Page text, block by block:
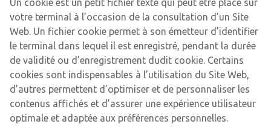
Un cookie est un petit fichier texte qui peut être placé sur
votre terminal à l’occasion de la consultation d’un Site
Web. Un fichier cookie permet à son émetteur d’identifier
le terminal dans lequel il est enregistré, pendant la durée
de validité ou d’enregistrement dudit cookie. Certains
cookies sont indispensables à l’utilisation du Site Web,
d’autres permettent d’optimiser et de personnaliser les
contenus affichés et d’assurer une expérience utilisateur
optimale et adaptée aux préférences personnelles.